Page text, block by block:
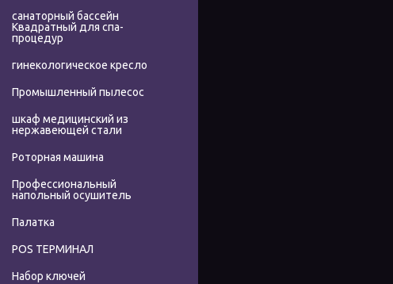
санаторный бассейн
Квадратный для спа-
процедур
гинекологическое кресло
Промышленный пылесос
шкаф медицинский из
нержавеющей стали
Роторная машина
Профессиональный
напольный осушитель
Палатка
POS ТЕРМИНАЛ
Набор ключей